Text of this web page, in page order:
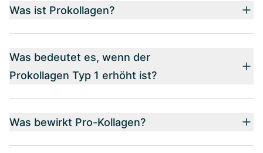
Was ist Prokollagen?
Was bedeutet es, wenn der
Prokollagen Typ 1 erhöht ist?
Was bewirkt Pro-Kollagen?